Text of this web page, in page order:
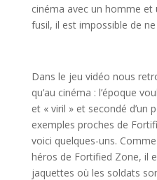
cinéma avec un homme
fusil, il est impossible de
Dans le jeu vidéo nous
qu’au cinéma : l’époque
et « viril » et secondé d’un
exemples proches de
voici quelques-uns.
héros de Fortified Zone, il
jaquettes où les soldats